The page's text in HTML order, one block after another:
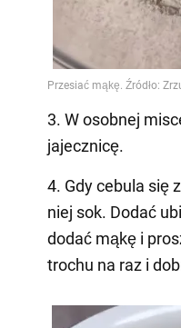
3. W osobnej
jajecznicę.
4. Gdy cebula się
niej sok. Dodać
dodać mąkę i
trochu na raz i